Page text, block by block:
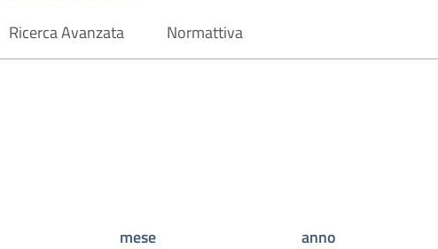
- Motore di ricerca
Ricerca Avanzata Normattiva
mese
anno